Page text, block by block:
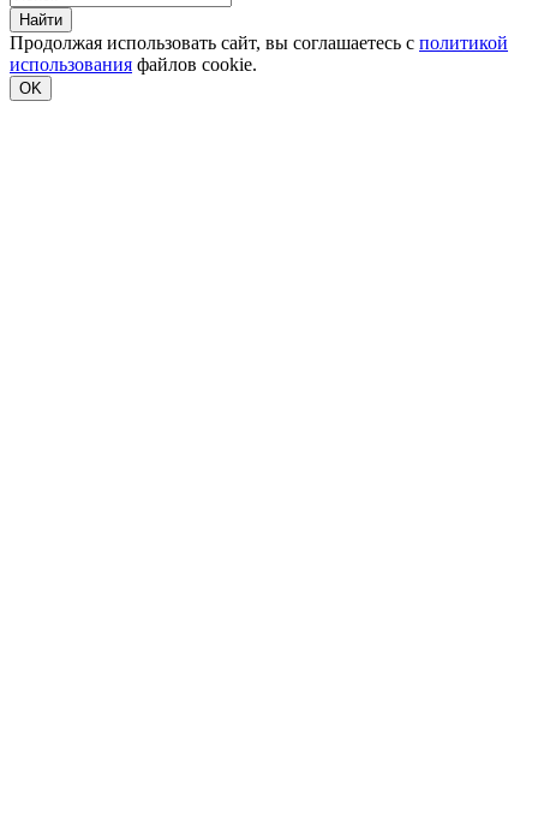
Найти
Продолжая использовать сайт, вы соглашаетесь с политикой
использования файлов cookie.
OK